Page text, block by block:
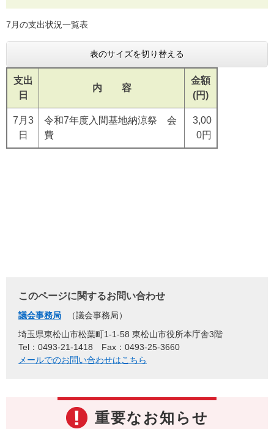
7月の支出状況一覧表
表のサイズを切り替える
支出
日
内 容
金額
(円)
7月3
日
令和7年度入間基地納涼祭 会
費
3,00
0円
このページに関するお問い合わせ
議会事務局
議会事務局
埼玉県東松山市松葉町1-1-58 東松山市役所本庁舎3階
Tel：0493-21-1418
Fax：0493-25-3660
メールでのお問い合わせはこちら
重要なお知らせ